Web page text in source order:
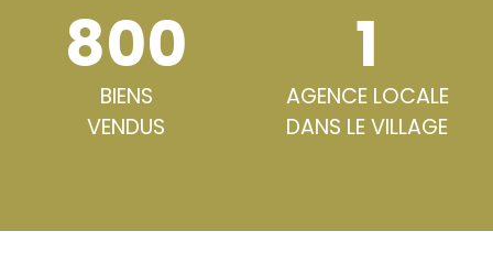
800
BIENS
VENDUS
1
AGENCE LOCALE
DANS LE VILLAGE